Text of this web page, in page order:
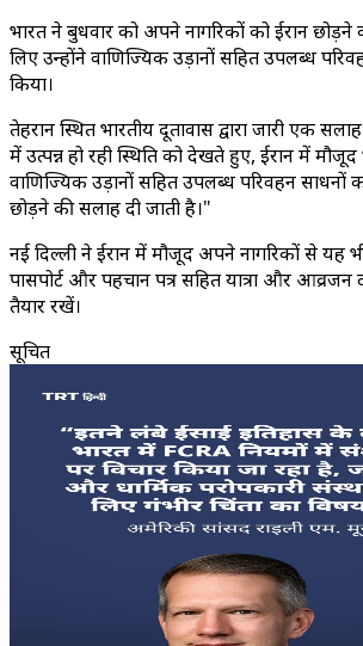
भारत ने बुधवार को अपने नागरिकों को ईरान
लिए उन्होंने वाणिज्यिक उड़ानों सहित उपलब्ध
किया।
तेहरान स्थित भारतीय दूतावास द्वारा जारी एक
में उत्पन्न हो रही स्थिति को देखते हुए, ईरान में मौजूद
वाणिज्यिक उड़ानों सहित उपलब्ध परिवहन साधनों
छोड़ने की सलाह दी जाती है।"
नई दिल्ली ने ईरान में मौजूद अपने नागरिकों से यह
पासपोर्ट और पहचान पत्र सहित यात्रा और
तैयार रखें।
सूचित